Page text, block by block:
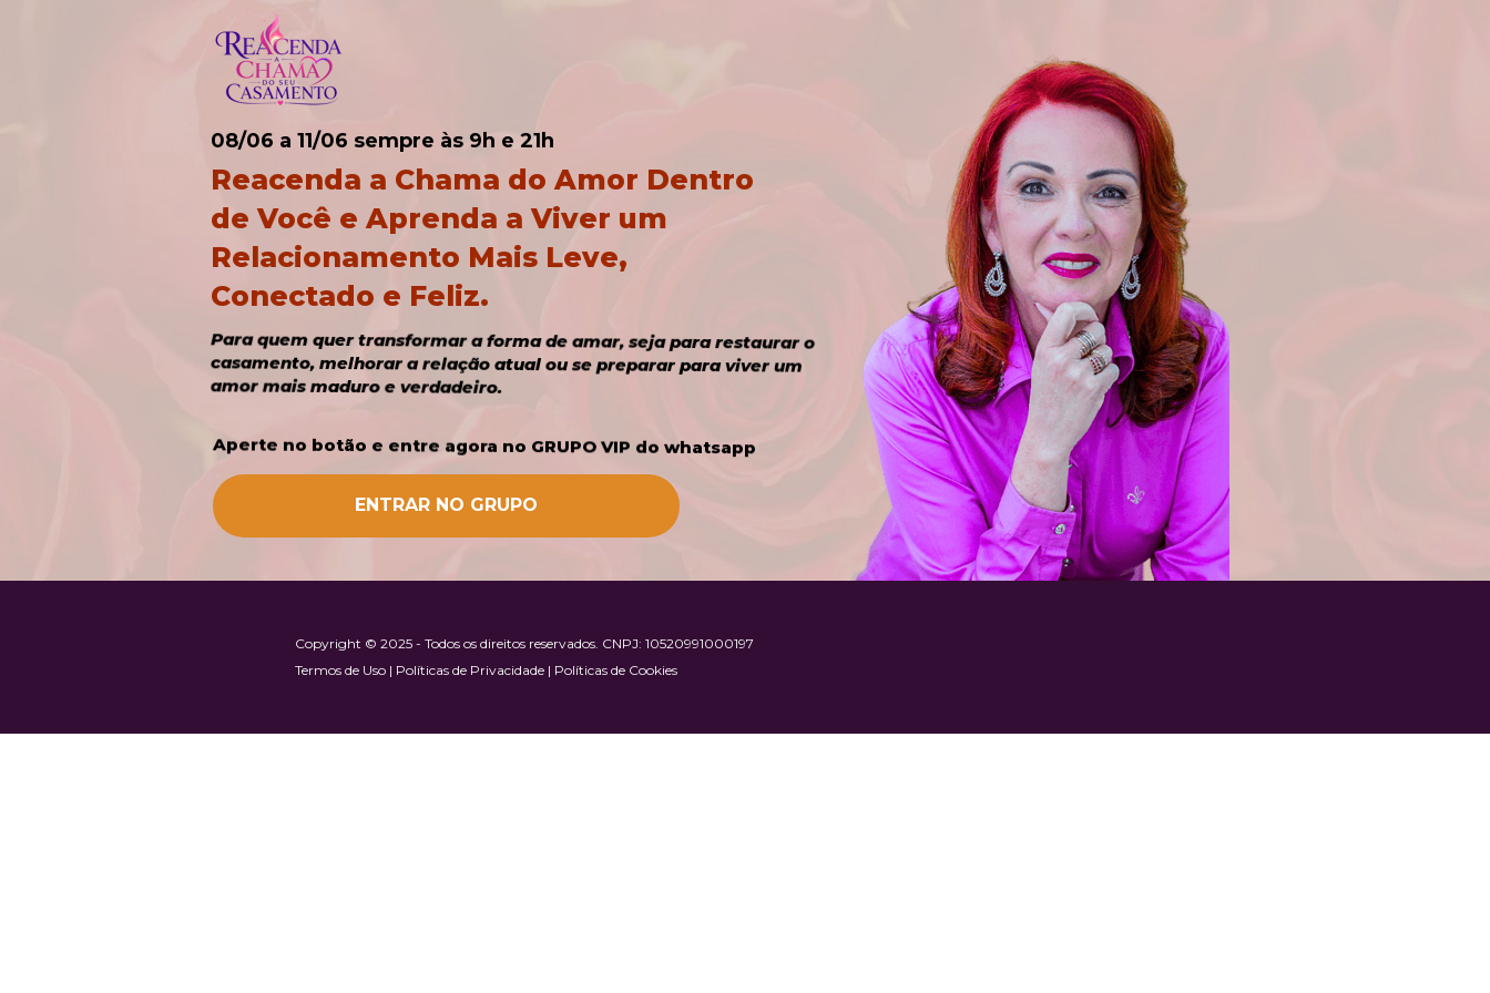
08/06 a 11/06 sempre às 9h e 21h
Reacenda a Chama do Amor Dentro
de Você e Aprenda a Viver um
Relacionamento Mais Leve,
Conectado e Feliz.
Para quem quer transformar a forma de amar, seja para restaurar o
amor mais maduro e verdadeiro.
Aperte no botão e entre agora no GRUPO VIP do whatsapp
ENTRAR NO GRUPO
Copyright © 2025 - Todos os direitos reservados. CNPJ: 10520991000197
Termos de Uso | Políticas de Privacidade | Políticas de Cookies